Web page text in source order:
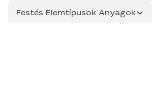
Festés Elemtípusok Anyagok